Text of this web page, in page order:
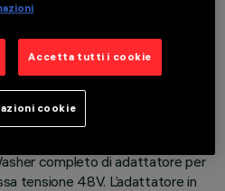
completo di adattatore per
tensione 48V. L’adattatore in
Accetta tutti i cookie
cookie